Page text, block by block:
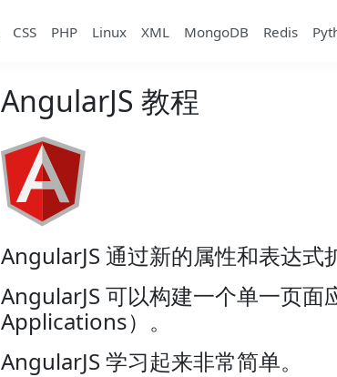
CSS PHP Linux XML MongoDB Redis
AngularJS 教程
AngularJS 通过新的属性和表达式
AngularJS 可以构建一个单一页面
Applications）。
AngularJS 学习起来非常简单。